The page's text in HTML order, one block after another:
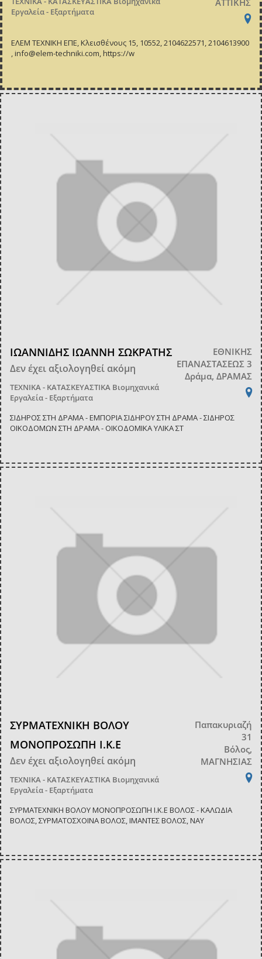
Εργαλεία - Εξαρτήματα
ΑΤΤΙΚΗΣ
ΕΛΕΜ ΤΕΧΝΙΚΗ ΕΠΕ, Κλεισθένους 15, 10552, 2104622571, 2104613900
, info@elem-techniki.com, https://w
ΙΩΑΝΝΙΔΗΣ ΙΩΑΝΝΗ ΣΩΚΡΑΤΗΣ
Δεν έχει αξιολογηθεί ακόμη
ΤΕΧΝΙΚΑ - ΚΑΤΑΣΚΕΥΑΣΤΙΚΑ Βιομηχανικά
Εργαλεία - Εξαρτήματα
ΕΘΝΙΚΗΣ
ΕΠΑΝΑΣΤΑΣΕΩΣ 3
Δράμα, ΔΡΑΜΑΣ
ΣΙΔΗΡΟΣ ΣΤΗ ΔΡΑΜΑ - ΕΜΠΟΡΙΑ ΣΙΔΗΡΟΥ ΣΤΗ ΔΡΑΜΑ - ΣΙΔΗΡΟΣ
ΟΙΚΟΔΟΜΩΝ ΣΤΗ ΔΡΑΜΑ - ΟΙΚΟΔΟΜΙΚΑ ΥΛΙΚΑ ΣΤ
ΣΥΡΜΑΤΕΧΝΙΚΗ ΒΟΛΟΥ
ΜΟΝΟΠΡΟΣΩΠΗ Ι.Κ.Ε
Δεν έχει αξιολογηθεί ακόμη
ΤΕΧΝΙΚΑ - ΚΑΤΑΣΚΕΥΑΣΤΙΚΑ Βιομηχανικά
Εργαλεία - Εξαρτήματα
Παπακυριαζή
31
Βόλος,
ΜΑΓΝΗΣΙΑΣ
ΣΥΡΜΑΤΕΧΝΙΚΗ ΒΟΛΟΥ ΜΟΝΟΠΡΟΣΩΠΗ Ι.Κ.Ε ΒΟΛΟΣ - ΚΑΛΩΔΙΑ
ΒΟΛΟΣ, ΣΥΡΜΑΤΟΣΧΟΙΝΑ ΒΟΛΟΣ, ΙΜΑΝΤΕΣ ΒΟΛΟΣ, ΝΑΥ